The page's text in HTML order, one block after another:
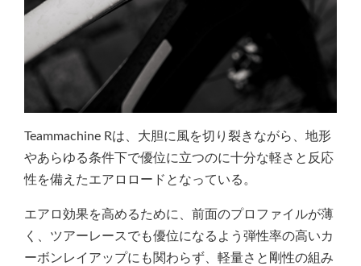
Teammachine Rは、大胆に風を切り裂きながら、地形
やあらゆる条件下で優位に立つのに十分な軽さと反応
性を備えたエアロロードとなっている。
エアロ効果を高めるために、前面のプロファイルが薄
く、ツアーレースでも優位になるよう弾性率の高いカ
ーボンレイアップにも関わらず、軽量さと剛性の組み